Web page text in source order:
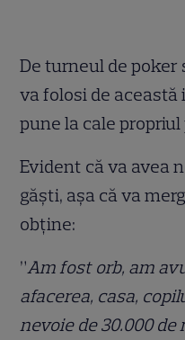
De turneul de poker
va folosi de
pune la cale propriul
Evident că va avea
găști, așa că va
obține:
”Am fost orb, am
afacerea, casa,
nevoie de 30.000